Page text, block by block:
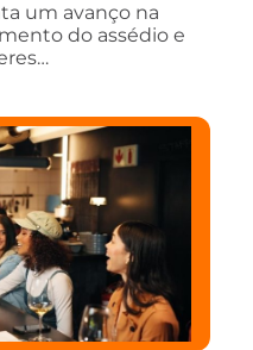
um avanço na
do assédio e